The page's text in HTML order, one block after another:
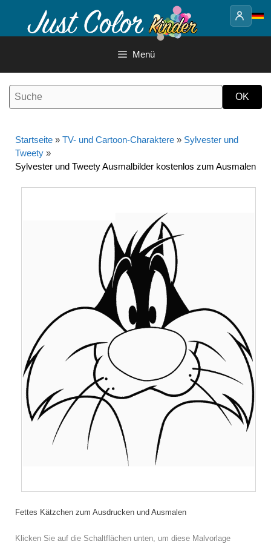
Inhalt
Menü
Startseite » TV- und Cartoon-Charaktere » Sylvester und
Tweety »
Sylvester und Tweety Ausmalbilder kostenlos zum Ausmalen
Fettes Kätzchen zum Ausdrucken und Ausmalen
Klicken Sie auf die Schaltflächen unten, um diese Malvorlage